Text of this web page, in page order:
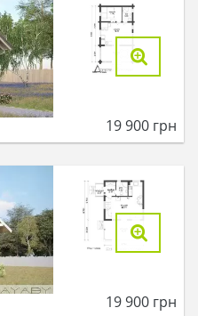
19 900 грн
19 900 грн